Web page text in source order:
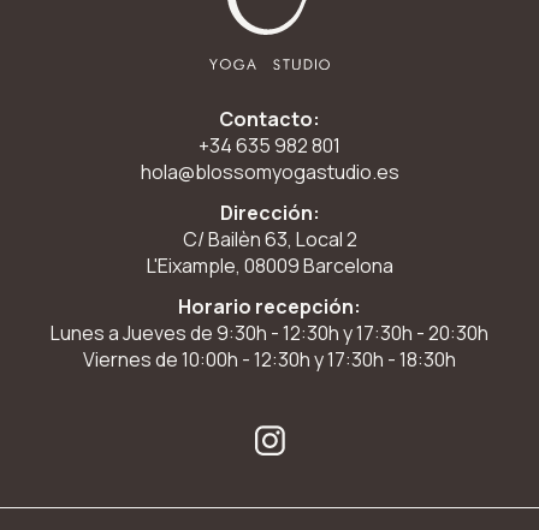
Contacto:
+34 635 982 801
hola@blossomyogastudio.es
Dirección:
C/ Bailèn 63, Local 2
L'Eixample, 08009 Barcelona
Horario recepción:
Lunes a Jueves de 9:30h - 12:30h y 17:30h - 20:30h
Viernes de 10:00h - 12:30h y 17:30h - 18:30h